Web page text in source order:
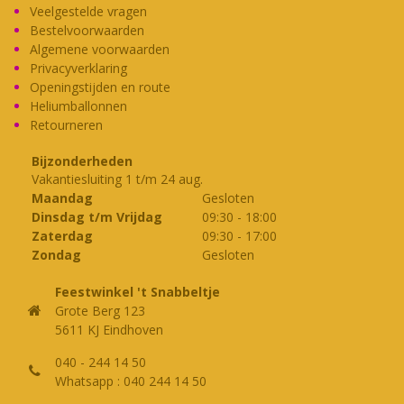
Deze
optie
kan
gekozen
worden
op
de
Veelgestelde vragen
Bestelvoorwaarden
Algemene voorwaarden
Privacyverklaring
Openingstijden en route
Heliumballonnen
Retourneren
Bijzonderheden
Vakantiesluiting 1 t/m 24 aug.
Maandag
Gesloten
Dinsdag t/m Vrijdag
09:30 - 18:00
Zaterdag
09:30 - 17:00
Zondag
Gesloten
Feestwinkel 't Snabbeltje
Grote Berg 123
5611 KJ Eindhoven
040 - 244 14 50
Whatsapp : 040 244 14 50